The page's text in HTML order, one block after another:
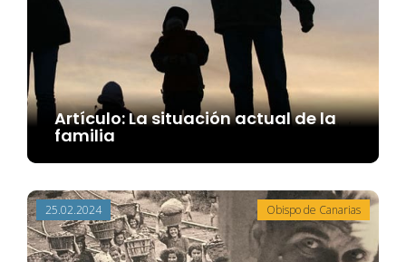
Artículo: La situación actual de la
familia
25.02.2024 Obispo de Canarias